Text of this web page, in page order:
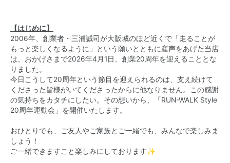
【はじめに】
2006年、創業者・三浦誠司が大阪城のほど近くで「走ることが
もっと楽しくなるように」という願いとともに産声をあげた当店
は、おかげさまで2026年4月1日、創業20周年を迎えることとな
りました。
今日こうして20周年という節目を迎えられるのは、支え続けて
くださった皆様がいてくださったからに他なりません。この感謝
の気持ちをカタチにしたい。その想いから、「RUN-WALK Style
20周年運動会」を開催いたします。
おひとりでも、ご友人やご家族とご一緒でも、みんなで楽しみま
しょう！
ご一緒できますこと楽しみにしております✨